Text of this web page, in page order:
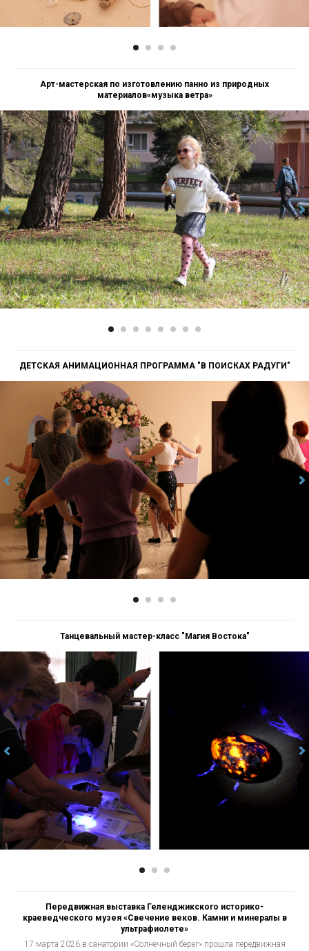
Арт-мастерская по изготовлению панно из природных
материалов«музыка ветра»
ДЕТСКАЯ АНИМАЦИОННАЯ ПРОГРАММА "В ПОИСКАХ РАДУГИ"
Танцевальный мастер-класс "Магия Востока"
Передвижная выставка Геленджикского историко-
краеведческого музея «Свечение веков. Камни и минералы в
ультрафиолете»
17 марта 2026 в санатории «Солнечный берег» прошла передвижная